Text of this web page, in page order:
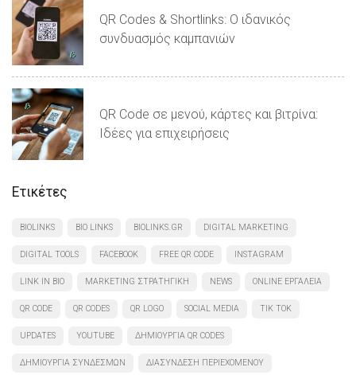
QR Codes & Shortlinks: Ο ιδανικός
συνδυασμός καμπανιών
QR Code σε μενού, κάρτες και βιτρίνα:
Ιδέες για επιχειρήσεις
Ετικέτες
BIOLINKS BIO LINKS BIOLINKS.GR DIGITAL MARKETING
DIGITAL TOOLS FACEBOOK FREE QR CODE INSTAGRAM
LINK IN BIO MARKETING ΣΤΡΑΤΗΓΙΚΉ NEWS ONLINE ΕΡΓΑΛΕΊΑ
QR CODE QR CODES QR LOGO SOCIAL MEDIA TIK TOK
UPDATES YOUTUBE ΔΗΜΙΟΥΡΓΊΑ QR CODES
ΔΗΜΙΟΥΡΓΊΑ ΣΥΝΔΈΣΜΩΝ ΔΙΑΣΎΝΔΕΣΗ ΠΕΡΙΕΧΟΜΈΝΟΥ